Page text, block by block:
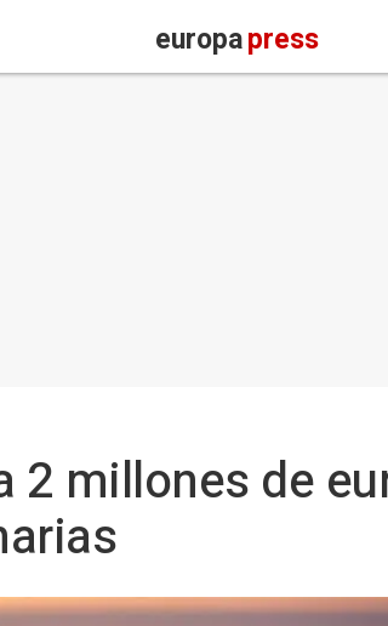
europapress
2 millones de